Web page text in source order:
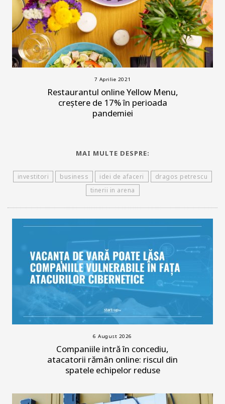
7 Aprilie 2021
Restaurantul online Yellow Menu,
creștere de 17% în perioada
pandemiei
MAI MULTE DESPRE:
investitori business idei de afaceri
dragos petrescu
tinerii in arena
6 August 2026
Companiile intră în concediu,
atacatorii rămân online: riscul din
spatele echipelor reduse